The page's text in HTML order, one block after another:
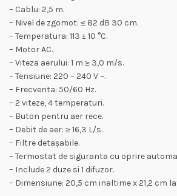
– Cablu: 2,5 m.
– Nivel de zgomot: ≤ 82 dB 30 cm.
– Temperatura: 113 ± 10 °C.
– Motor AC.
– Viteza aerului: 1 m ≥ 3,0 m/s.
– Tensiune: 220 – 240 V ~.
– Frecventa: 50/60 Hz.
– 2 viteze, 4 temperaturi.
– Buton pentru aer rece.
– Debit de aer: ≥ 16,3 L/s.
– Filtre detașabile.
– Termostat de siguranta cu oprire
– Include 2 duze si 1 difuzor.
– Dimensiune: 20,5 cm inaltime x 21,2 cm